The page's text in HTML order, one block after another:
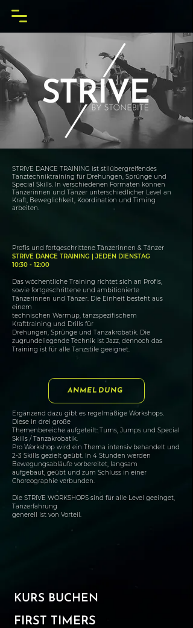
STRIVE DANCE TRAINING ist stilübergreifendes
Tanztechniktraining für Drehungen, Sprünge und
Special Skills. In verschiedenen Formaten können
Tänzerinnen und Tänzer unterschiedlicher Level an
Kraft, Beweglichkeit, Koordination und Timing
arbeiten.
Profis und fortgeschrittene Tänzerinnen & Tänzer
STRIVE DANCE TRAINING | JEDEN DIENSTAG
10:30 - 12:00
Das wöchentliche Training richtet sich an Profis,
sowie fortgeschrittene und ambitionierte
Tänzerinnen und Tänzer. Die Einheit besteht aus
einem
technischen Warmup, tanzspezifischem
Krafttraining und Drills für
Drehungen, Sprünge und Tanzakrobatik. Die
zugrundeliegende Technik ist Jazz, dennoch das
Training ist für alle Tanzstile geeignet.
ANMELDUNG
Ergänzend dazu gibt es regelmäßige Workshops.
Diese in drei große
Themenbereiche aufgeteilt: Turns, Jumps und Special
Skills / Tanzakrobatik.
Pro Workshop wird ein Thema intensiv behandelt und
2-3 Skills gezielt geübt. In 4 Stunden werden
Bewegungsabläufe vorbereitet, langsam
aufgebaut, geübt und zum Schluss in einer
Choreographie verbunden.
Die STRIVE WORKSHOPS sind für alle Level geeinget,
Tanzerfahrung
generell ist von Vorteil.
KURS BUCHEN​
FIRST TIMERS